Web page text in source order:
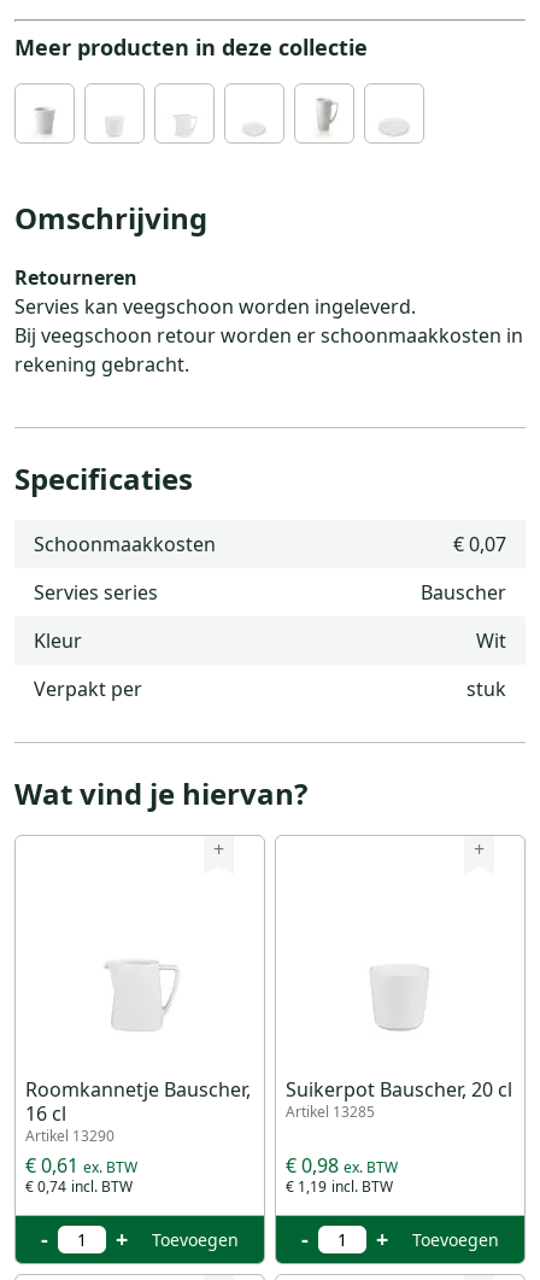
Meer producten in deze collectie
Omschrijving
Retourneren
Servies kan veegschoon worden ingeleverd.
Bij veegschoon retour worden er schoonmaakkosten in
rekening gebracht.
Specificaties
Schoonmaakkosten
€ 0,07
Servies series
Bauscher
Kleur
Wit
Verpakt per
stuk
Wat vind je hiervan?
+
Roomkannetje Bauscher,
16 cl
Artikel 13290
€ 0,74
€ 0,61
- + Toevoegen
+
Suikerpot Bauscher, 20 cl
Artikel 13285
€ 1,19
€ 0,98
- + Toevoegen